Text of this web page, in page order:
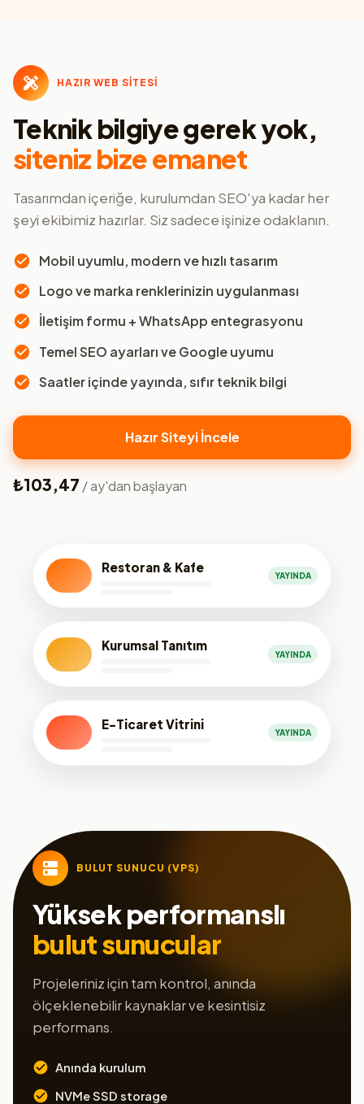
HAZIR WEB SİTESİ
Teknik bilgiye gerek yok,
siteniz bize emanet
Tasarımdan içeriğe, kurulumdan SEO'ya kadar her
şeyi ekibimiz hazırlar. Siz sadece işinize odaklanın.
Mobil uyumlu, modern ve hızlı tasarım
Logo ve marka renklerinizin uygulanması
İletişim formu + WhatsApp entegrasyonu
Temel SEO ayarları ve Google uyumu
Saatler içinde yayında, sıfır teknik bilgi
Hazır Siteyi İncele
₺103,47 / ay'dan başlayan
Restoran & Kafe
YAYINDA
Kurumsal Tanıtım
YAYINDA
E-Ticaret Vitrini
YAYINDA
BULUT SUNUCU (VPS)
Yüksek performanslı
bulut sunucular
Projeleriniz için tam kontrol, anında
ölçeklenebilir kaynaklar ve kesintisiz
performans.
Anında kurulum
NVMe SSD storage